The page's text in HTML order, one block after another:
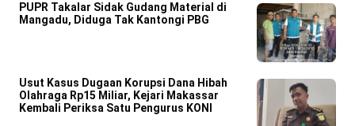
PUPR Takalar Sidak Gudang Material di
Mangadu, Diduga Tak Kantongi PBG
Usut Kasus Dugaan Korupsi Dana Hibah
Olahraga Rp15 Miliar, Kejari Makassar
Kembali Periksa Satu Pengurus KONI